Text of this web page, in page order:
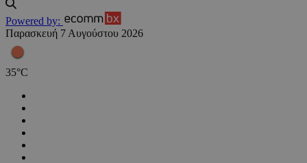
Powered by:
Παρασκευή 7 Αυγούστου 2026
35°C